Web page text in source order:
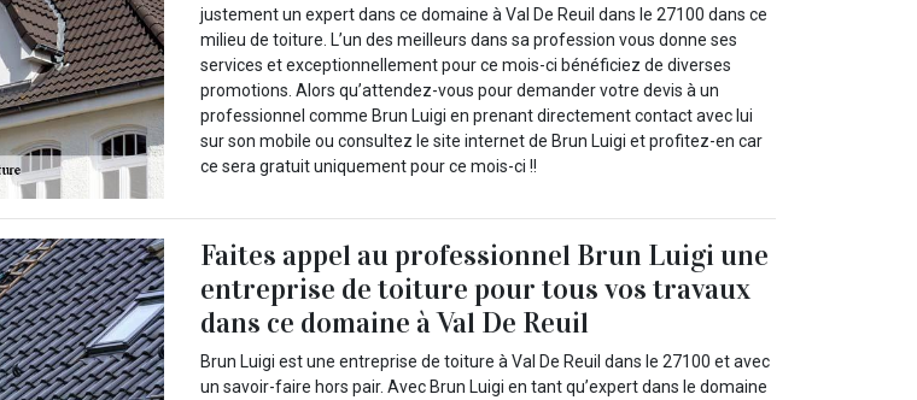
justement un expert dans ce domaine à Val De Reuil dans le 27100 dans ce
milieu de toiture. L’un des meilleurs dans sa profession vous donne ses
services et exceptionnellement pour ce mois-ci bénéficiez de diverses
promotions. Alors qu’attendez-vous pour demander votre devis à un
professionnel comme Brun Luigi en prenant directement contact avec lui
sur son mobile ou consultez le site internet de Brun Luigi et profitez-en car
ce sera gratuit uniquement pour ce mois-ci !!
Faites appel au professionnel Brun Luigi une
entreprise de toiture pour tous vos travaux
dans ce domaine à Val De Reuil
Brun Luigi est une entreprise de toiture à Val De Reuil dans le 27100 et avec
un savoir-faire hors pair. Avec Brun Luigi en tant qu’expert dans le domaine